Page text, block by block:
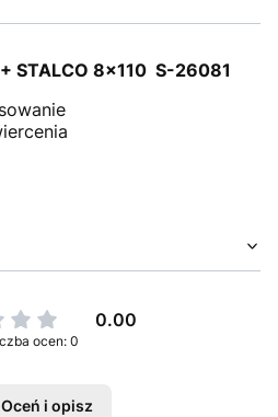
STALCO 8x110 S-26081
0.00
ocen: 0
Oceń i opisz